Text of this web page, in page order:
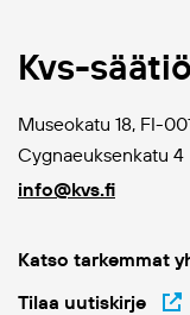
Kvs-säätiö
Museokatu 18, FI-
Cygnaeuksenkatu 4
info@kvs.fi
Katso tarkemmat
Tilaa uutiskirje